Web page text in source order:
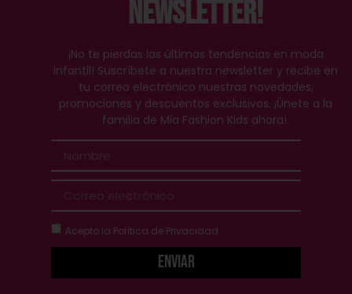
Newsletter!
¡No te pierdas las últimas tendencias en moda
infantil! Suscríbete a nuestra newsletter y recibe en
tu correo electrónico nuestras novedades,
promociones y descuentos exclusivos. ¡Únete a la
familia de Mia Fashion Kids ahora!.
Acepto la Política de Privacidad
Enviar